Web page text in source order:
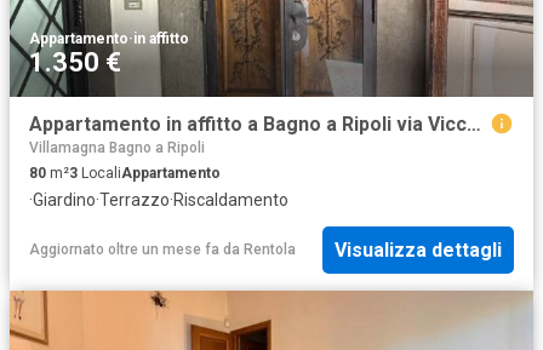
Appartamento·in affitto
1.350 €
Appartamento in affitto a Bagno a Ripoli via Vicchio e Paterno, 15, arredato, giardino privato, terrazzo TrovaCasa
Villamagna Bagno a Ripoli
80 m²3 LocaliAppartamento
·Giardino·Terrazzo·Riscaldamento
Aggiornato oltre un mese fa da Rentola Visualizza dettagli